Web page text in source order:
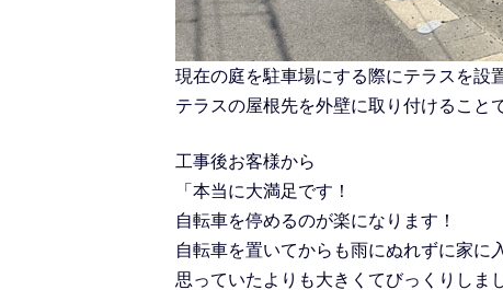
現在の庭を駐車場にする際にテラスを設
テラスの屋根先を外壁に取り付けること
工事後お客様から
「本当に大満足です！
自転車を停めるのが楽になります！
自転車を置いてからも雨にぬれずに家に
思っていたよりも大きくてびっくりしま